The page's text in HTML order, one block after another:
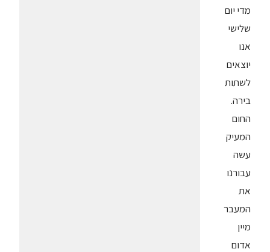
מדי יום
שלישי
אנו
יוצאים
לשתות
בירה.
החום
המעיק
עשה
עבורנו
את
המעבר
מיין
אדום